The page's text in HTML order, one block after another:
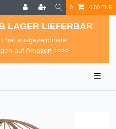
0 0,00 EUR
LAGER LIEFERBAR
hat ausgezeichnete
auf Amazon >>>>
☰